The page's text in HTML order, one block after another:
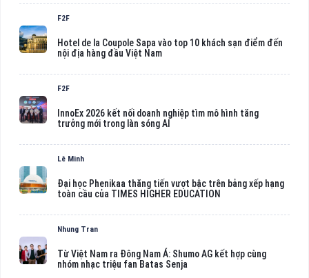
F2F
Hotel de la Coupole Sapa vào top 10 khách sạn điểm đến
nội địa hàng đầu Việt Nam
F2F
InnoEx 2026 kết nối doanh nghiệp tìm mô hình tăng
trưởng mới trong làn sóng AI
Lê Minh
Đại học Phenikaa thăng tiến vượt bậc trên bảng xếp hạng
toàn cầu của TIMES HIGHER EDUCATION
Nhung Tran
Từ Việt Nam ra Đông Nam Á: Shumo AG kết hợp cùng
nhóm nhạc triệu fan Batas Senja